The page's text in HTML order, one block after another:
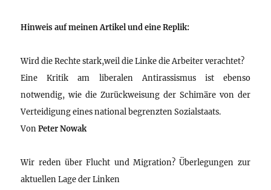
Hinweis auf meinen Artikel und eine Replik:
Wird die Rechte stark,weil die Linke die Arbeiter verachtet?
Eine Kritik am liberalen Antirassismus ist ebenso
notwendig, wie die Zurückweisung der Schimäre von der
Verteidigung eines national begrenzten Sozialstaats.
VonPeter Nowak
Wir reden über Flucht und Migration? Überlegungen zur
aktuellen Lage der Linken